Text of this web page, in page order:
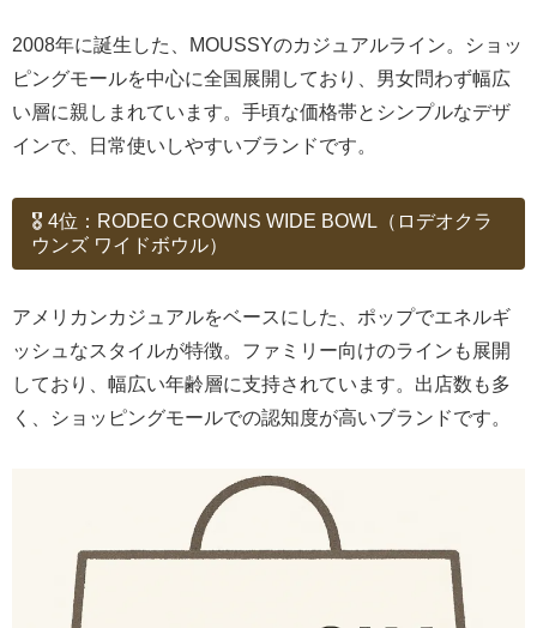
2008年に誕生した、MOUSSYのカジュアルライン。ショッ
ピングモールを中心に全国展開しており、男女問わず幅広
い層に親しまれています。手頃な価格帯とシンプルなデザ
インで、日常使いしやすいブランドです。
🎖️ 4位：RODEO CROWNS WIDE BOWL（ロデオクラ
ウンズ ワイドボウル）
アメリカンカジュアルをベースにした、ポップでエネルギ
ッシュなスタイルが特徴。ファミリー向けのラインも展開
しており、幅広い年齢層に支持されています。出店数も多
く、ショッピングモールでの認知度が高いブランドです。